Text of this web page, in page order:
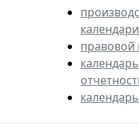
календари
правовой